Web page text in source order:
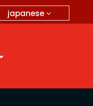
japanese